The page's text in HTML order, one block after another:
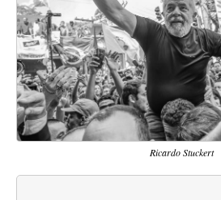
Ricardo Stuckert